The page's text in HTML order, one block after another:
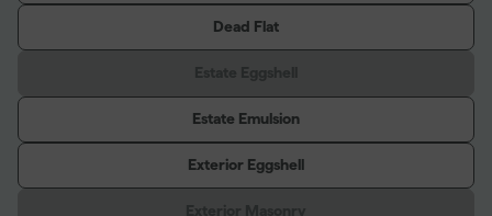
Dead Flat
Estate Emulsion
Exterior Eggshell